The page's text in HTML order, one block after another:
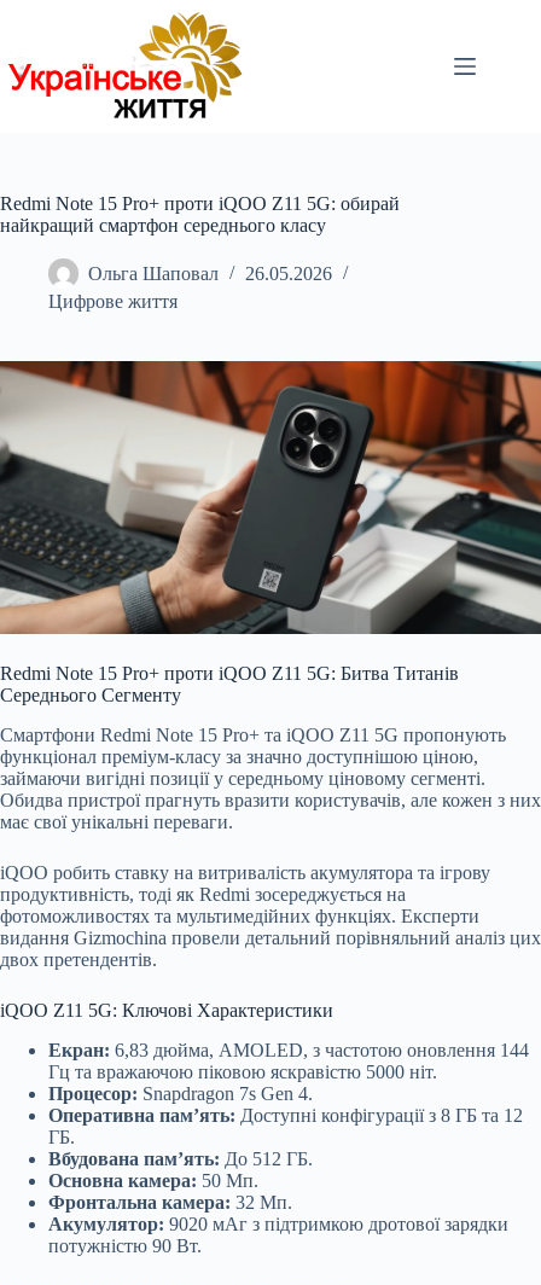
Redmi Note 15 Pro+ проти iQOO Z11 5G: обирай
найкращий смартфон середнього класу
Ольга Шаповал
26.05.2026
Цифрове життя
Redmi Note 15 Pro+ проти iQOO Z11 5G: Битва Титанів
Середнього Сегменту
Смартфони Redmi Note 15 Pro+ та iQOO Z11 5G пропонують
функціонал преміум-класу за значно доступнішою ціною,
займаючи вигідні позиції у середньому ціновому сегменті.
Обидва пристрої прагнуть вразити користувачів, але кожен з них
має свої унікальні переваги.
iQOO робить ставку на витривалість акумулятора та ігрову
продуктивність, тоді як Redmi зосереджується на
фотоможливостях та мультимедійних функціях. Експерти
видання Gizmochina провели детальний порівняльний аналіз цих
двох претендентів.
iQOO Z11 5G: Ключові Характеристики
Екран: 6,83 дюйма, AMOLED, з частотою оновлення 144
Гц та вражаючою піковою яскравістю 5000 ніт.
Процесор: Snapdragon 7s Gen 4.
Оперативна пам’ять: Доступні конфігурації з 8 ГБ та 12
ГБ.
Вбудована пам’ять: До 512 ГБ.
Основна камера: 50 Мп.
Фронтальна камера: 32 Мп.
Акумулятор: 9020 мАг з підтримкою дротової зарядки
потужністю 90 Вт.